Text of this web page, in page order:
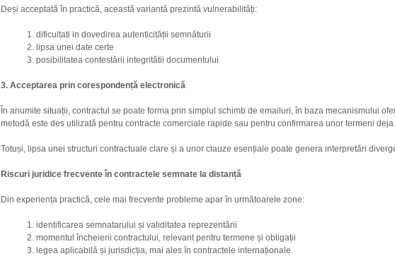
Deși acceptată în practică, această variantă prezintă vulnerabilități:
dificultati in dovedirea autenticității semnăturii
lipsa unei date certe
posibilitatea contestării integritătii documentului
3. Acceptarea prin corespondență electronică
În anumite situații, contractul se poate forma prin simplul schimb de emailuri, în baza mecanismului
metodă este des utilizată pentru contracte comerciale rapide sau pentru confirmarea unor termeni
Totuși, lipsa unei structuri contractuale clare și a unor clauze esențiale poate genera interpretări
Riscuri juridice frecvente în contractele semnate la distanță
Din experiența practică, cele mai frecvente probleme apar în următoarele zone:
identificarea semnatarului și validitatea reprezentării
momentul încheierii contractului, relevant pentru termene și obligații
legea aplicabilă și jurisdicția, mai ales în contractele internaționale